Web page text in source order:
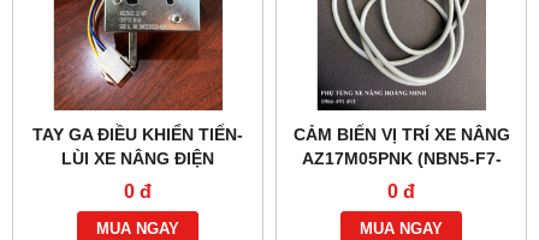
TAY GA ĐIỀU KHIỂN TIẾN-
LÙI XE NÂNG ĐIỆN
EPT15W, MT15
0 đ
MUA NGAY
CẢM BIẾN VỊ TRÍ XE NÂNG
AZ17M05PNK (NBN5-F7-
E2)
0 đ
MUA NGAY